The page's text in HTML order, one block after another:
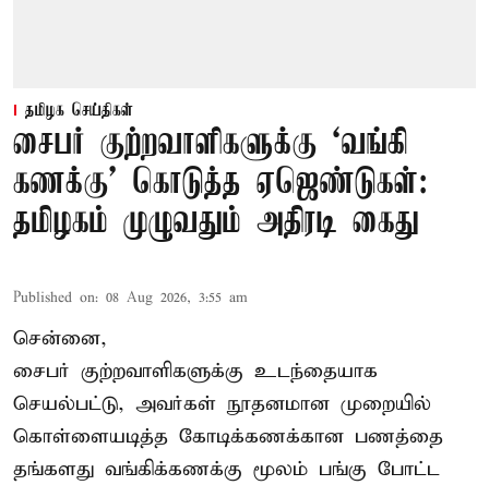
தமிழக செய்திகள்
சைபர் குற்றவாளிகளுக்கு ‘வங்கி
கணக்கு’ கொடுத்த ஏஜெண்டுகள்:
தமிழகம் முழுவதும் அதிரடி கைது
Published on: 08 Aug 2026, 3:55 am
சென்னை,
சைபர் குற்றவாளிகளுக்கு உடந்தையாக
செயல்பட்டு, அவர்கள் நூதனமான முறையில்
கொள்ளையடித்த கோடிக்கணக்கான பணத்தை
தங்களது வங்கிக்கணக்கு மூலம் பங்கு போட்ட